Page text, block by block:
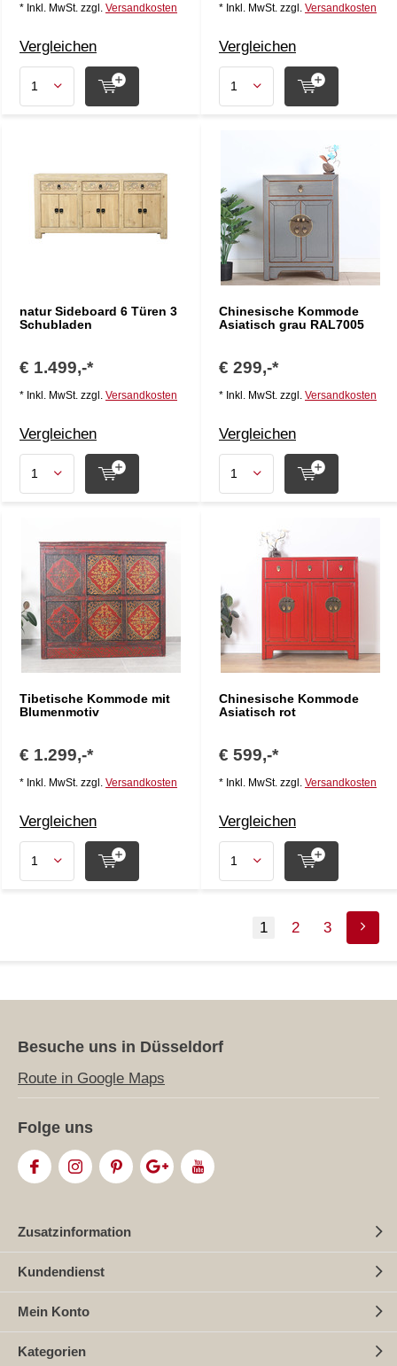
* Inkl. MwSt. zzgl. Versandkosten
Vergleichen
* Inkl. MwSt. zzgl. Versandkosten
Vergleichen
natur Sideboard 6 Türen 3
Schubladen
€ 1.499,-*
* Inkl. MwSt. zzgl. Versandkosten
Vergleichen
Chinesische Kommode
Asiatisch grau RAL7005
€ 299,-*
* Inkl. MwSt. zzgl. Versandkosten
Vergleichen
Tibetische Kommode mit
Blumenmotiv
€ 1.299,-*
* Inkl. MwSt. zzgl. Versandkosten
Vergleichen
Chinesische Kommode
Asiatisch rot
€ 599,-*
* Inkl. MwSt. zzgl. Versandkosten
Vergleichen
1 2 3
Besuche uns in Düsseldorf
Route in Google Maps
Folge uns
Zusatzinformation
Kundendienst
Mein Konto
Kategorien